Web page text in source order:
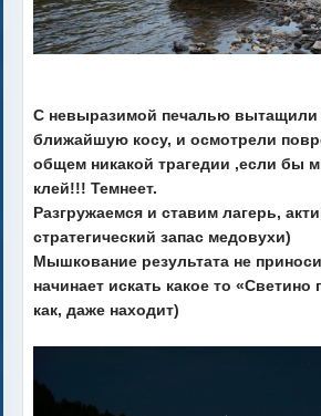
С невыразимой печалью вытащили
ближайшую косу, и осмотрели
общем никакой трагедии ,если бы
клей!!! Темнеет.
Разгружаемся и ставим лагерь,
стратегический запас медовухи)
Мышкование результата не
начинает искать какое то
как, даже находит)